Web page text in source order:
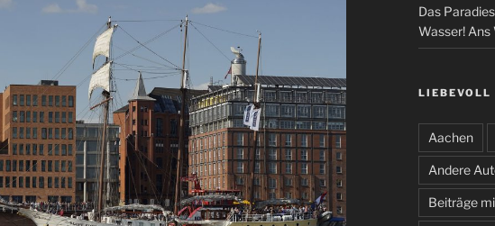
Das
Wasser! Ans
LIEBEVOLL
Aachen
Andere
Beiträge